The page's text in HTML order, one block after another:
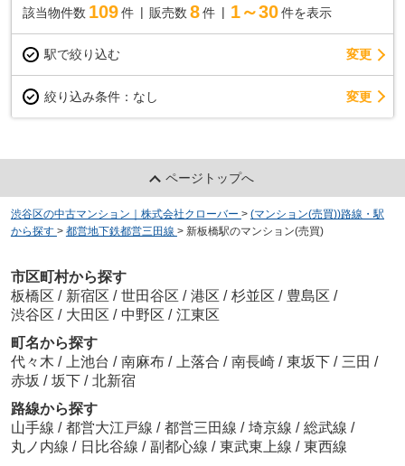
該当物件数 109件 販売数 8 件 1～30 件を表示
駅で絞り込む 変更
絞り込み条件： なし 変更
ページトップへ
渋谷区の中古マンション｜株式会社クローバー > (マンション(売買))路線・駅
から探す > 都営地下鉄都営三田線 > 新板橋駅のマンション(売買)
市区町村から探す
板橋区 / 新宿区 / 世田谷区 / 港区 / 杉並区 / 豊島区 /
渋谷区 / 大田区 / 中野区 / 江東区
町名から探す
代々木 / 上池台 / 南麻布 / 上落合 / 南長崎 / 東坂下 / 三田 /
赤坂 / 坂下 / 北新宿
路線から探す
山手線 / 都営大江戸線 / 都営三田線 / 埼京線 / 総武線 /
丸ノ内線 / 日比谷線 / 副都心線 / 東武東上線 / 東西線